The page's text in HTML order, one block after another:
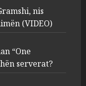
të maskuar
Albania”,
A u vodhën
nis
(VIDEO)
“One
serverat?